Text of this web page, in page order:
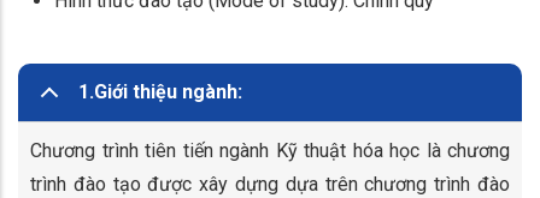
1.Giới thiệu ngành:
Chương trình tiên tiến ngành Kỹ thuật hóa học là chương
trình đào tạo được xây dựng dựa trên chương trình đào